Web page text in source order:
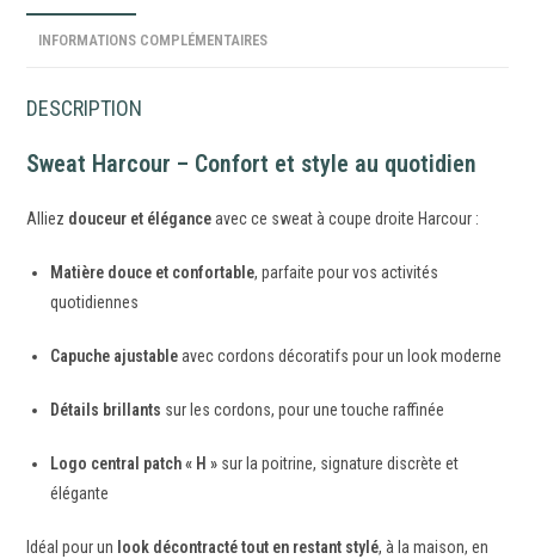
INFORMATIONS COMPLÉMENTAIRES
DESCRIPTION
Sweat Harcour – Confort et style au quotidien
Alliez douceur et éléganceavec ce sweat à coupe droite Harcour :
Matière douce et confortable, parfaite pour vos activités
quotidiennes
Capuche ajustableavec cordons décoratifs pour un look moderne
Détails brillants sur les cordons, pour une touche raffinée
Logo central patch « H » sur la poitrine, signature discrète et
élégante
Idéal pour un look décontracté tout en restant stylé, à la maison, en